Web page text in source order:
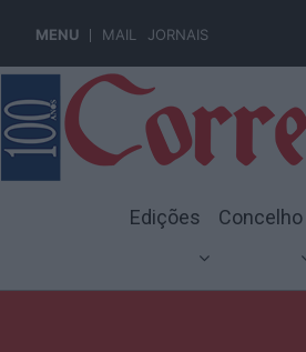
MENU MAIL JORNAIS
Edições Concelho